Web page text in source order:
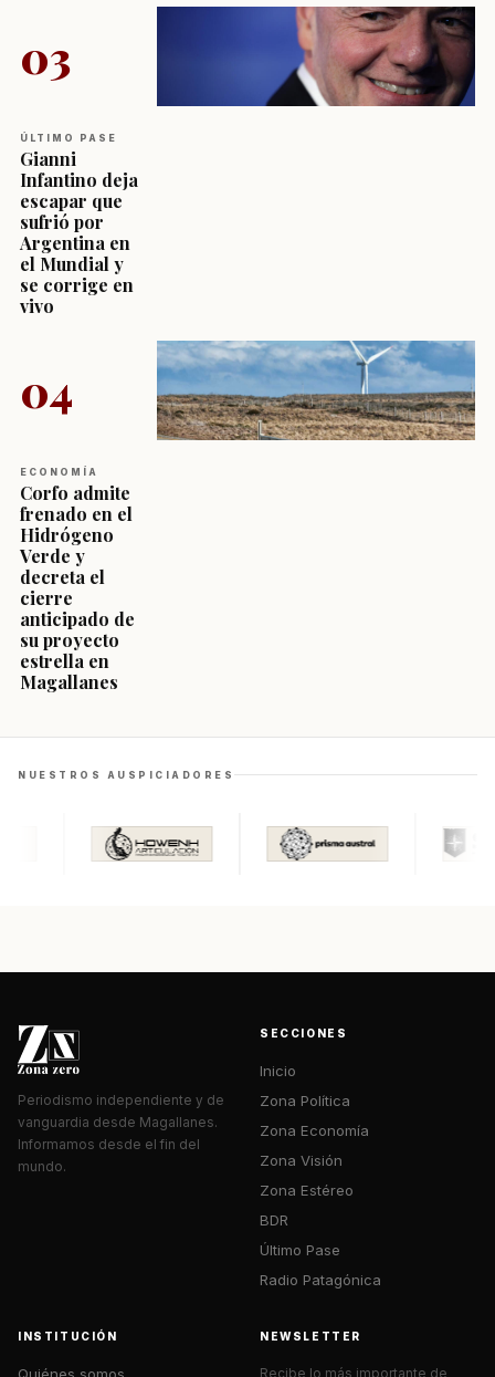
03
ÚLTIMO PASE
Gianni
Infantino deja
escapar que
sufrió por
Argentina en
el Mundial y
se corrige en
vivo
04
ECONOMÍA
Corfo admite
frenado en el
Hidrógeno
Verde y
decreta el
cierre
anticipado de
su proyecto
estrella en
Magallanes
NUESTROS AUSPICIADORES
Periodismo independiente y de
vanguardia desde Magallanes.
Informamos desde el fin del
mundo.
SECCIONES
Inicio
Zona Política
Zona Economía
Zona Visión
Zona Estéreo
BDR
Último Pase
Radio Patagónica
INSTITUCIÓN NEWSLETTER
Recibe lo más importante de